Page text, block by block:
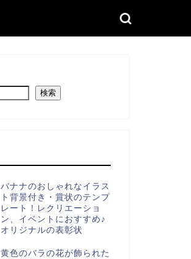
検索
バナナのおしゃれなイラス
ト背景付き・賞状のテンプ
レート！レクリエーショ
ン、イベントにおすすめ♪
オリジナルの表彰状
黄色のバラの花が飾られた